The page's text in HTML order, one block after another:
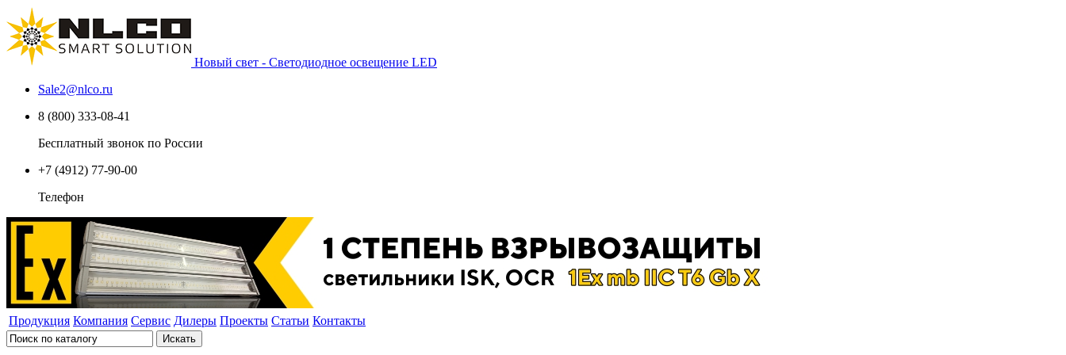
Новый свет - Светодиодное освещение LED
Sale2@nlco.ru
8 (800) 333-08-41
Бесплатный звонок по России
+7 (4912) 77-90-00
Телефон
Продукция Компания Сервис Дилеры Проекты Статьи Контакты